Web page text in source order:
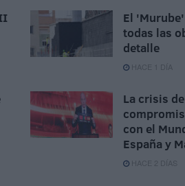
El
todas las
detalle
HACE 1 DÍA
La crisis
con el
España y
HACE 2 DÍAS